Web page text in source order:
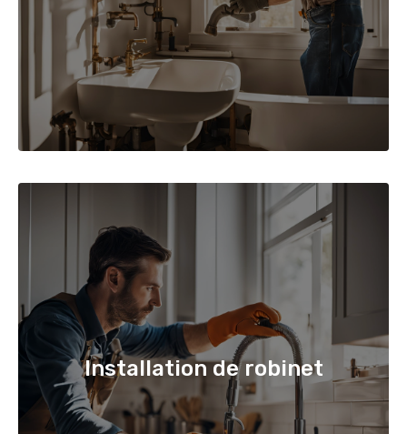
Installation de robinet